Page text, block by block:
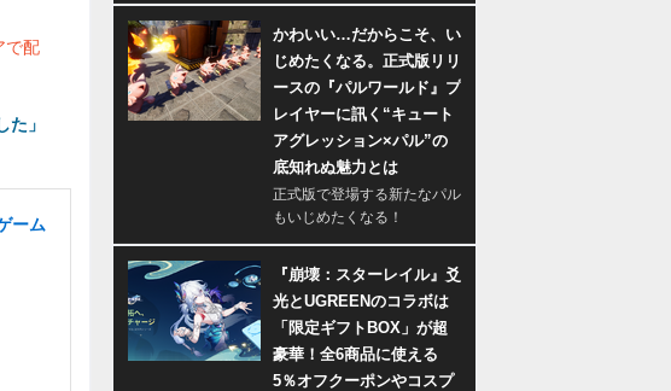
で配
」
ーム
かわいい…だからこそ、い
じめたくなる。正式版リリ
ースの『パルワールド』プ
レイヤーに訊く“キュート
アグレッション×パル”の
底知れぬ魅力とは
正式版で登場する新たなパル
もいじめたくなる！
『崩壊：スターレイル』爻
光とUGREENのコラボは
「限定ギフトBOX」が超
豪華！全6商品に使える
5％オフクーポンやコスプ